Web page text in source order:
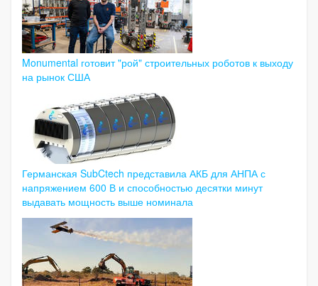
Monumental готовит "рой" строительных роботов к выходу
на рынок США
Германская SubCtech представила АКБ для АНПА с
напряжением 600 В и способностью десятки минут
выдавать мощность выше номинала